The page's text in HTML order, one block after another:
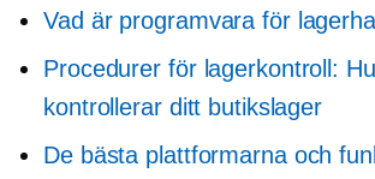
Vad är programvara för
Procedurer för lagerkontroll:
kontrollerar ditt butikslager
De bästa plattformarna och